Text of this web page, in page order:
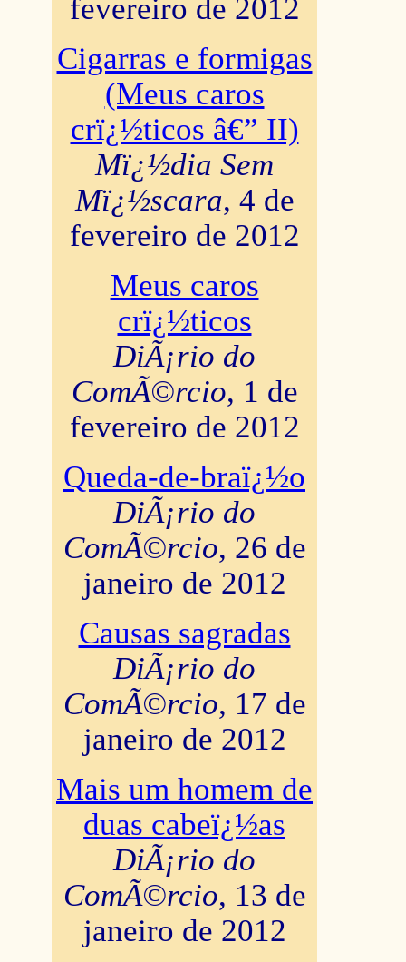
fevereiro de 2012
Cigarras e formigas
(Meus caros
crï¿½ticos â€” II)
Mï¿½dia Sem
Mï¿½scara, 4 de
fevereiro de 2012
Meus caros
crï¿½ticos
DiÃ¡rio do
ComÃ©rcio, 1 de
fevereiro de 2012
Queda-de-braï¿½o
DiÃ¡rio do
ComÃ©rcio, 26 de
janeiro de 2012
Causas sagradas
DiÃ¡rio do
ComÃ©rcio, 17 de
janeiro de 2012
Mais um homem de
duas cabeï¿½as
DiÃ¡rio do
ComÃ©rcio, 13 de
janeiro de 2012